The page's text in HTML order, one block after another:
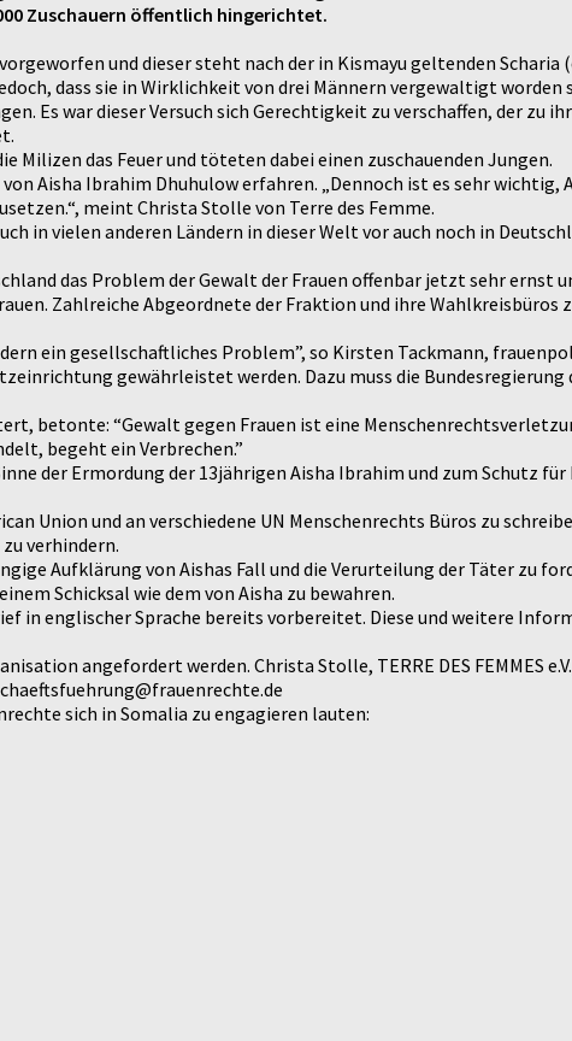
Zuschauern öffentlich hingerichtet.
und dieser steht nach der in Kismayu geltenden
dass sie in Wirklichkeit von drei Männern vergewaltigt worden
Es war dieser Versuch sich Gerechtigkeit zu verschaffen, der zu
Milizen das Feuer und töteten dabei einen zuschauenden Jungen.
von Aisha Ibrahim Dhuhulow erfahren. „Dennoch ist es sehr
meint Christa Stolle von Terre des Femme.
in vielen anderen Ländern in dieser Welt vor auch noch in
das Problem der Gewalt der Frauen offenbar jetzt sehr
Zahlreiche Abgeordnete der Fraktion und ihre
ein gesellschaftliches Problem”, so Kirsten Tackmann,
gewährleistet werden. Dazu muss die
betonte: “Gewalt gegen Frauen ist eine
begeht ein Verbrechen.”
der Ermordung der 13jährigen Aisha Ibrahim und zum Schutz
Union und an verschiedene UN Menschenrechts Büros zu
verhindern.
Aufklärung von Aishas Fall und die Verurteilung der Täter zu
Schicksal wie dem von Aisha zu bewahren.
in englischer Sprache bereits vorbereitet. Diese und weitere
angefordert werden. Christa Stolle, TERRE DES FEMMES
sich in Somalia zu engagieren lauten: